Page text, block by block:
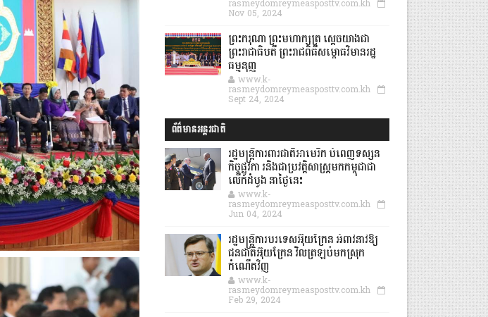
rasmeydomreymeasposttv.com.kh
Nov 05, 2024
ព្រះករុណា ព្រះមហាក្សត្រ ស្តេចយាងជា
ព្រះរាជាធិបតី ព្រះរាជពិធីសម្ពោធវិមានរដ្ឋ
ធម្មនុញ្ញ
www.k-
rasmeydomreymeasposttv.com.kh
Sept 24, 2024
ព័ត៌មានអន្តរជាតិ
រដ្ឋមន្រ្តីការពារជាតិអាមេរិក បំពេញទស្សន
កិច្ចផ្លូវកា រនិងជាប្រវត្តិសាស្រ្តមកកម្ពុជាជា
លើកដំបូង នាថ្ងៃនេះ
www.k-
rasmeydomreymeasposttv.com.kh
Jun 04, 2024
រដ្ឋមន្ត្រីការបរទេសអ៊ុយក្រែន អំពាវនាវឱ្យ
ជនជាតិអ៊ុយក្រែន វិលត្រឡប់មកស្រុក
កំណើតវិញ
www.k-
rasmeydomreymeasposttv.com.kh
Feb 29, 2024